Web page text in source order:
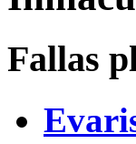
Fallas